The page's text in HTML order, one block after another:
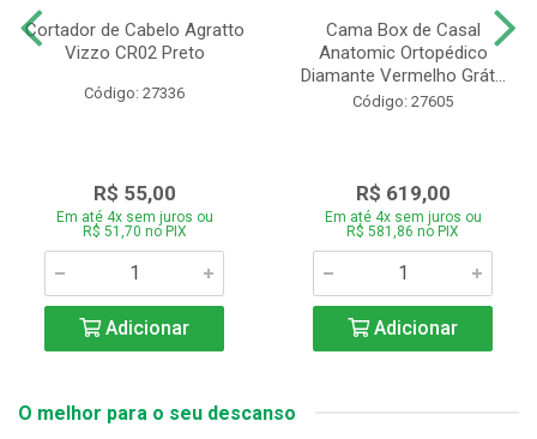
Cortador de Cabelo Agratto
Vizzo CR02 Preto
Código: 27336
R$ 55,00
Em até 4x sem juros ou
R$ 51,70 no PIX
Adicionar
Cama Box de Casal
Anatomic Ortopédico
Diamante Vermelho Grát...
Código: 27605
R$ 619,00
Em até 4x sem juros ou
R$ 581,86 no PIX
Adicionar
O melhor para o seu descanso